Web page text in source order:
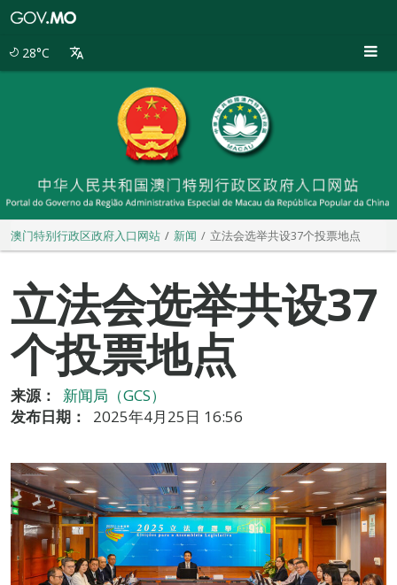
28°C
澳门特别行政区政府入口网站 新闻 立法会选举共设37个投票地点
立法会选举共设37
个投票地点
来源：
新闻局（GCS）
发布日期：
2025年4月25日 16:56